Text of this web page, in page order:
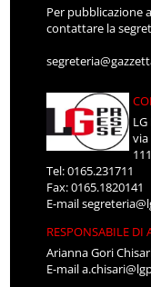
Per pubblicazione
contattare la
LG
via
Tel: 0165.231711
Fax: 0165.1820141
E-mail
RESPONSABILE DI
Arianna Gori
E-mail